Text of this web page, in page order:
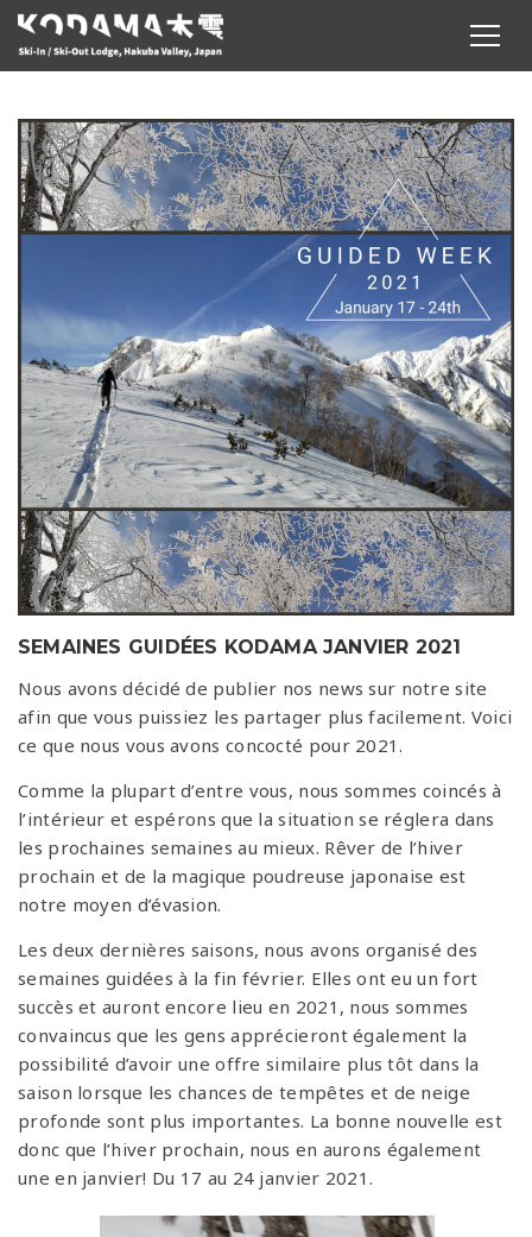
SEMAINES GUIDÉES KODAMA JANVIER 2021
Nous avons décidé de publier nos news sur notre site
afin que vous puissiez les partager plus facilement. Voici
ce que nous vous avons concocté pour 2021.
Comme la plupart d’entre vous, nous sommes coincés à
l’intérieur et espérons que la situation se réglera dans
les prochaines semaines au mieux. Rêver de l’hiver
prochain et de la magique poudreuse japonaise est
notre moyen d’évasion.
Les deux dernières saisons, nous avons organisé des
semaines guidées à la fin février. Elles ont eu un fort
succès et auront encore lieu en 2021, nous sommes
convaincus que les gens apprécieront également la
possibilité d’avoir une offre similaire plus tôt dans la
saison lorsque les chances de tempêtes et de neige
profonde sont plus importantes. La bonne nouvelle est
donc que l’hiver prochain, nous en aurons également
une en janvier! Du 17 au 24 janvier 2021.